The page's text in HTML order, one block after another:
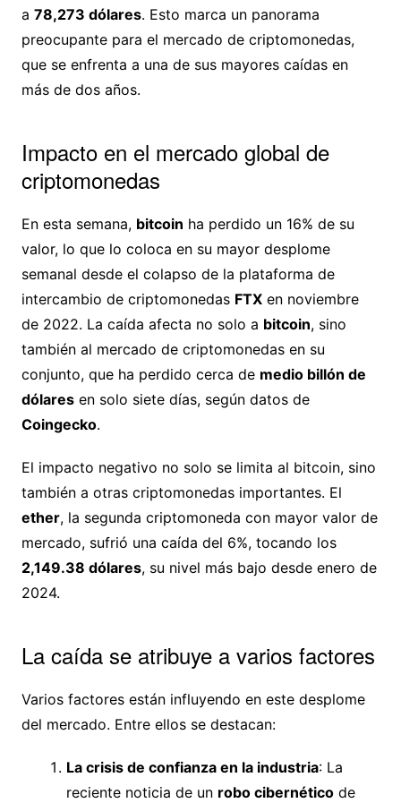
a 78,273 dólares. Esto marca un panorama
preocupante para el mercado de criptomonedas,
que se enfrenta a una de sus mayores caídas en
más de dos años.
Impacto en el mercado global de
criptomonedas
En esta semana, bitcoin ha perdido un 16% de su
valor, lo que lo coloca en su mayor desplome
semanal desde el colapso de la plataforma de
intercambio de criptomonedas FTXen noviembre
de 2022. La caída afecta no solo a bitcoin, sino
también al mercado de criptomonedas en su
conjunto, que ha perdido cerca de medio billón de
dólaresen solo siete días, según datos de
Coingecko.
El impacto negativo no solo se limita al bitcoin, sino
también a otras criptomonedas importantes. El
ether, la segunda criptomoneda con mayor valor de
mercado, sufrió una caída del 6%, tocando los
2,149.38 dólares, su nivel más bajo desde enero de
2024.
La caída se atribuye a varios factores
Varios factores están influyendo en este desplome
del mercado. Entre ellos se destacan:
La crisis de confianza en la industria: La
reciente noticia de un robo cibernéticode